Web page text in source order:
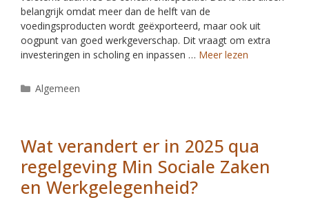
belangrijk omdat meer dan de helft van de
voedingsproducten wordt geëxporteerd, maar ook uit
oogpunt van goed werkgeverschap. Dit vraagt om extra
investeringen in scholing en inpassen … Meer lezen
Algemeen
Wat verandert er in 2025 qua
regelgeving Min Sociale Zaken
en Werkgelegenheid?